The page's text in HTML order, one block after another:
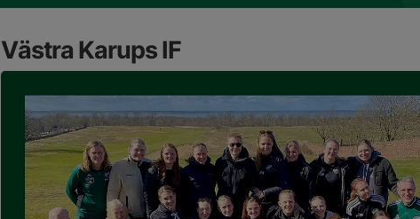
Västra Karups IF